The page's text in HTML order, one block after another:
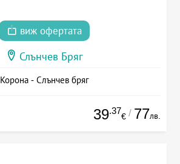
виж офертата
Слънчев Бряг
Корона - Слънчев бряг
39.37
€ / 77лв.